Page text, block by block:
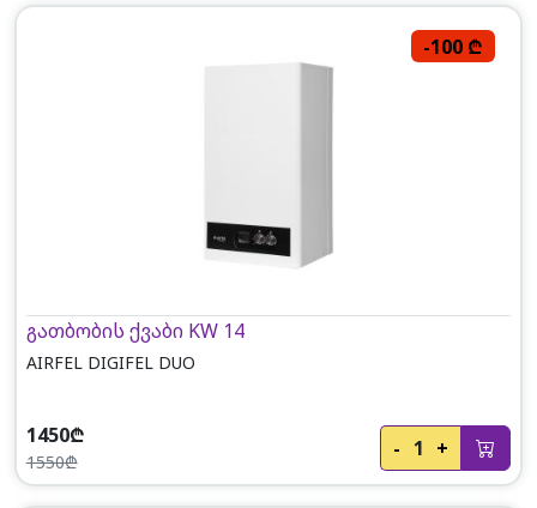
-100 ₾
გათბობის ქვაბი KW 14
AIRFEL DIGIFEL DUO
1450₾
1550₾
- 1 +